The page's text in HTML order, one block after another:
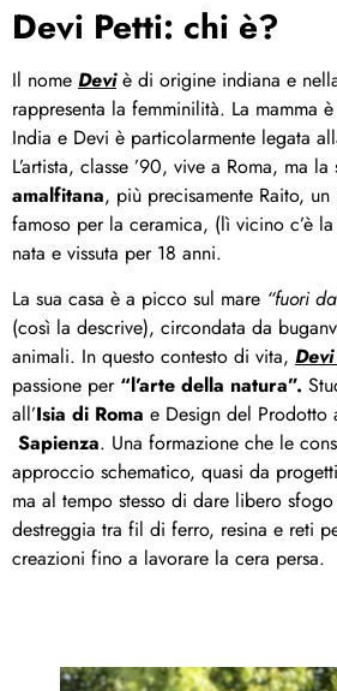
Devi Petti: chi è?
Il nome Deviè di origine indiana e
rappresenta la femminilità. La mamma
India e Devi è particolarmente legata
L’artista, classe ’90, vive a Roma, ma
amalfitana, più precisamente Raito,
famoso per la ceramica, (lì vicino c’è
nata e vissuta per 18 anni.
La sua casa è a picco sul mare “fuori
(così la descrive), circondata da
animali. In questo contesto di vita,
passione per “l’arte della natura”.
all’Isia di Roma e Design del Prodotto
Sapienza. Una formazione che le
approccio schematico, quasi da
ma al tempo stesso di dare libero
destreggia tra fil di ferro, resina e reti
creazioni fino a lavorare la cera persa.